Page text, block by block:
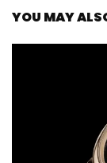
YOU MAY